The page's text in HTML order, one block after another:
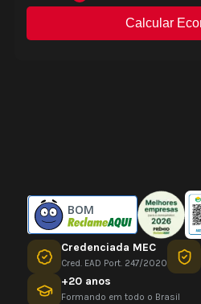
BOM
Credenciada MEC
Cred. EAD Port. 247/2020
+20 anos
Formando em todo o Brasil